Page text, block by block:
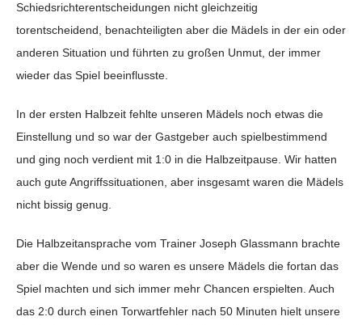
Schiedsrichterentscheidungen nicht gleichzeitig
torentscheidend, benachteiligten aber die Mädels in der ein oder
anderen Situation und führten zu großen Unmut, der immer
wieder das Spiel beeinflusste.
In der ersten Halbzeit fehlte unseren Mädels noch etwas die
Einstellung und so war der Gastgeber auch spielbestimmend
und ging noch verdient mit 1:0 in die Halbzeitpause. Wir hatten
auch gute Angriffssituationen, aber insgesamt waren die Mädels
nicht bissig genug.
Die Halbzeitansprache vom Trainer Joseph Glassmann brachte
aber die Wende und so waren es unsere Mädels die fortan das
Spiel machten und sich immer mehr Chancen erspielten. Auch
das 2:0 durch einen Torwartfehler nach 50 Minuten hielt unsere